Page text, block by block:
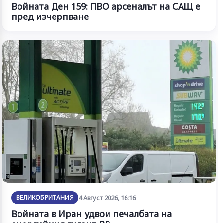
Войната Ден 159: ПВО арсеналът на САЩ е
пред изчерпване
ВЕЛИКОБРИТАНИЯ 4 Август 2026, 16:16
Войната в Иран удвои печалбата на